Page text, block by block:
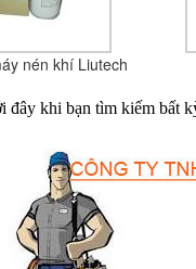
nén khí Liutech
khi bạn tìm kiếm bất